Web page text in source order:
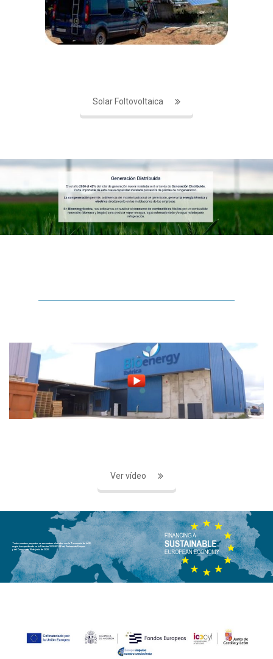
Solar Foltovoltaica
Ver vídeo
Todos nuestros proyectos se encuentran alineados con la Taxonomía de la UE
según lo especificado en la Directiva 2020/852 UE del Parlamento Europeo
y del Consejo de 18 de junio de 2020.